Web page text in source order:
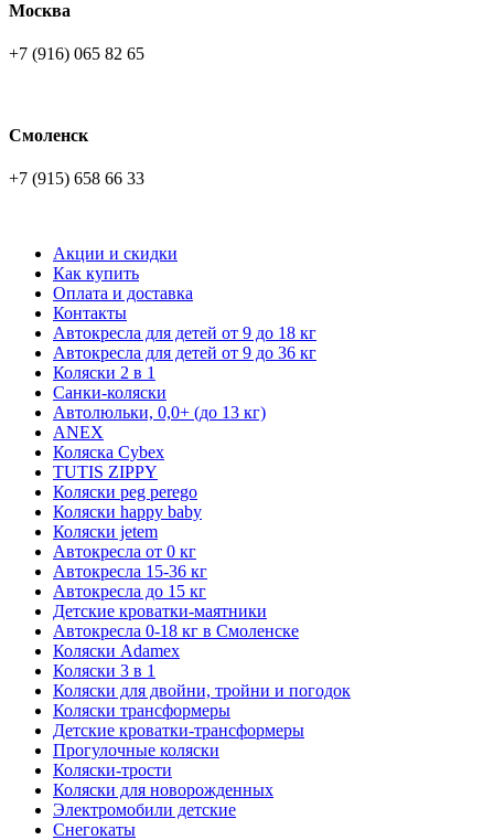
Москва
+7 (916) 065 82 65
Смоленск
+7 (915) 658 66 33
Акции и скидки
Как купить
Оплата и доставка
Контакты
Автокресла для детей от 9 до 18 кг
Автокресла для детей от 9 до 36 кг
Коляски 2 в 1
Санки-коляски
Автолюльки, 0,0+ (до 13 кг)
ANEX
Коляска Cybex
TUTIS ZIPPY
Коляски peg perego
Коляски happy baby
Коляски jetem
Автокресла от 0 кг
Автокресла 15-36 кг
Автокресла до 15 кг
Детские кроватки-маятники
Автокресла 0-18 кг в Смоленске
Коляски Adamex
Коляски 3 в 1
Коляски для двойни, тройни и погодок
Коляски трансформеры
Детские кроватки-трансформеры
Прогулочные коляски
Коляски-трости
Коляски для новорожденных
Электромобили детские
Снегокаты